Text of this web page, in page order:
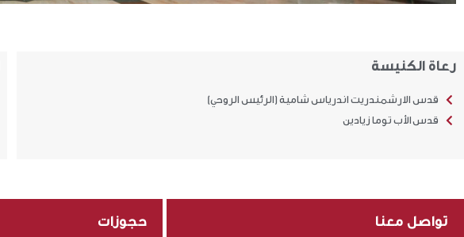
رعاة الكنيسة
قدس الارشمندريت اندرياس شامية (الرئيس الروحي)
قدس الأب توما زيادين
تواصل معنا حجوزات